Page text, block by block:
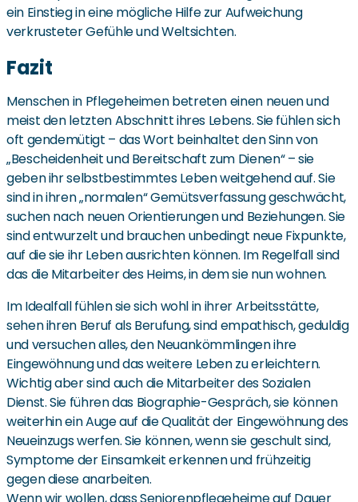
ein Einstieg in eine mögliche Hilfe zur Aufweichung
verkrusteter Gefühle und Weltsichten.
Fazit
Menschen in Pflegeheimen betreten einen neuen und
meist den letzten Abschnitt ihres Lebens. Sie fühlen sich
oft gendemütigt – das Wort beinhaltet den Sinn von
„Bescheidenheit und Bereitschaft zum Dienen“ – sie
geben ihr selbstbestimmtes Leben weitgehend auf. Sie
sind in ihren „normalen“ Gemütsverfassung geschwächt,
suchen nach neuen Orientierungen und Beziehungen. Sie
sind entwurzelt und brauchen unbedingt neue Fixpunkte,
auf die sie ihr Leben ausrichten können. Im Regelfall sind
das die Mitarbeiter des Heims, in dem sie nun wohnen.
Im Idealfall fühlen sie sich wohl in ihrer Arbeitsstätte,
sehen ihren Beruf als Berufung, sind empathisch, geduldig
und versuchen alles, den Neuankömmlingen ihre
Eingewöhnung und das weitere Leben zu erleichtern.
Wichtig aber sind auch die Mitarbeiter des Sozialen
Dienst. Sie führen das Biographie-Gespräch, sie können
weiterhin ein Auge auf die Qualität der Eingewöhnung des
Neueinzugs werfen. Sie können, wenn sie geschult sind,
Symptome der Einsamkeit erkennen und frühzeitig
gegen diese anarbeiten.